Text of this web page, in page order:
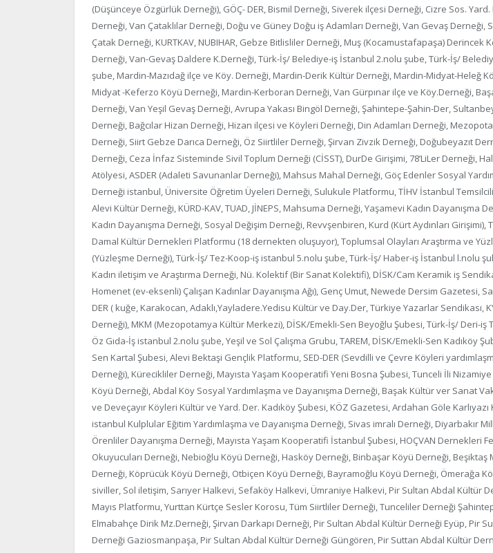
(Düşünceye Özgürlük Derneği), GÖÇ- DER, Bismil Derneği, Siverek ilçesi Derneği, Cizre Sos.
Derneği, Van Çataklılar Derneği, Doğu ve Güney Doğu iş Adamları Derneği, Van Gevaş Derneği,
Çatak Derneği, KURTKAV, NUBIHAR, Gebze Bitlisliler Derneği, Muş (Kocamustafapaşa) Derincek
Derneği, Van-Gevaş Daldere K.Derneği, Türk-İş/ Belediye-iş İstanbul 2.nolu şube, Türk-İş/
şube, Mardin-Mazıdağ ilçe ve Köy. Derneği, Mardin-Derik Kültür Derneği, Mardin-Midyat-Heleğ
Midyat -Keferzo Köyü Derneği, Mardin-Kerboran Derneği, Van Gürpınar ilçe ve Köy.Derneği,
Derneği, Van Yeşil Gevaş Derneği, Avrupa Yakası Bingöl Derneği, Şahintepe-Şahin-Der,
Derneği, Bağcılar Hizan Derneği, Hizan ilçesi ve Köyleri Derneği, Din Adamları Derneği,
Derneği, Siirt Gebze Darıca Derneği, Öz Siirtliler Derneği, Şirvan Zivzik Derneği, Doğubeyazıt
Derneği, Ceza İnfaz Sisteminde Sivil Toplum Derneği (CİSST), DurDe Girişimi, 78’LiLer Derneği,
Atölyesi, ASDER (Adaleti Savunanlar Derneği), Mahsus Mahal Derneği, Göç Edenler Sosyal
Derneği istanbul, Üniversite Öğretim Üyeleri Derneği, Sulukule Platformu, TİHV İstanbul
Alevi Kültür Derneği, KÜRD-KAV, TUAD, JİNEPS, Mahsuma Derneği, Yaşamevi Kadın Dayanışma
Kadın Dayanışma Derneği, Sosyal Değişim Derneği, Revvşenbiren, Kurd (Kürt Aydınları Girişimi),
Damal Kültür Dernekleri Platformu (18 dernekten oluşuyor), Toplumsal Olayları Araştırma ve
(Yüzleşme Derneği), Türk-İş/ Tez-Koop-iş istanbul 5.nolu şube, Türk-İş/ Haber-iş İstanbul l.nolu
Kadın iletişim ve Araştırma Derneği, Nü. Kolektif (Bir Sanat Kolektifi), DİSK/Cam Keramik iş
Homenet (ev-eksenli) Çalışan Kadınlar Dayanışma Ağı), Genç Umut, Newede Dersim Gazetesi,
DER ( kuğe, Karakocan, Adaklı,Yayladere.Yedisu Kültür ve Day.Der, Türkiye Yazarlar Sendikası,
Derneği), MKM (Mezopotamya Kültür Merkezi), DİSK/Emekli-Sen Beyoğlu Şubesi, Türk-İş/ Deri-iş
Öz Gıda-İş istanbul 2.nolu şube, Yeşil ve Sol Çalışma Grubu, TAREM, DİSK/Emekli-Sen Kadıköy
Sen Kartal Şubesi, Alevi Bektaşi Gençlik Platformu, SED-DER (Sevdilli ve Çevre Köyleri
Derneği), Kürecikliler Derneği, Mayısta Yaşam Kooperatifi Yeni Bosna Şubesi, Tunceli İli
Köyü Derneği, Abdal Köy Sosyal Yardımlaşma ve Dayanışma Derneği, Başak Kültür ver Sanat
ve Deveçayır Köyleri Kültür ve Yard. Der. Kadıköy Şubesi, KÖZ Gazetesi, Ardahan Göle
istanbul Kulplular Eğitim Yardımlaşma ve Dayanışma Derneği, Sivas imralı Derneği, Diyarbakır
Örenliler Dayanışma Derneği, Mayısta Yaşam Kooperatifi İstanbul Şubesi, HOÇVAN Dernekleri
Okuyucuları Derneği, Nebioğlu Köyü Derneği, Hasköy Derneği, Binbaşar Köyü Derneği, Beşiktaş
Derneği, Köprücük Köyü Derneği, Otbiçen Köyü Derneği, Bayramoğlu Köyü Derneği, Ömerağa
siviller, Sol iletişim, Sarıyer Halkevi, Sefaköy Halkevi, Ümraniye Halkevi, Pir Sultan Abdal Kültür
Mayıs Platformu, Yurttan Kürtçe Sesler Korosu, Tüm Siirtliler Derneği, Tunceliler Derneği
Elmabahçe Dirik Mz.Derneği, Şirvan Darkapı Derneği, Pir Sultan Abdal Kültür Derneği Eyüp, Pir
Derneği Gaziosmanpaşa, Pir Sultan Abdal Kültür Derneği Güngören, Pir Suttan Abdal Kültür